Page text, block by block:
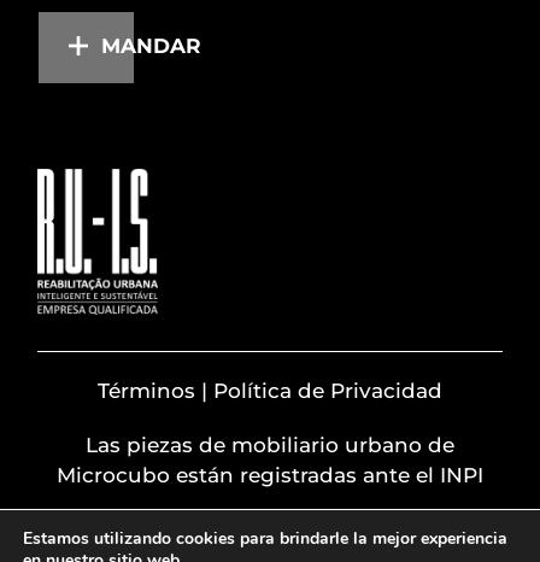
MANDAR
Términos | Política de Privacidad
Las piezas de mobiliario urbano de
Microcubo están registradas ante el INPI
Estamos utilizando cookies para brindarle la mejor experiencia